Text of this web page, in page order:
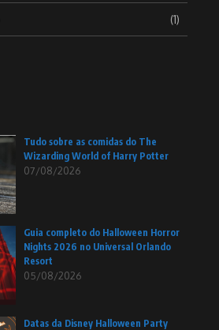
(1)
Tudo sobre as comidas do The
Wizarding World of Harry Potter
07/08/2026
Guia completo do Halloween Horror
Nights 2026 no Universal Orlando
Resort
05/08/2026
Datas da Disney Halloween Party